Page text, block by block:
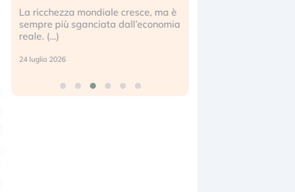
La ricchezza mondiale cresce, ma è
sempre più sganciata dall’economia
reale. (…)
24 luglio 2026